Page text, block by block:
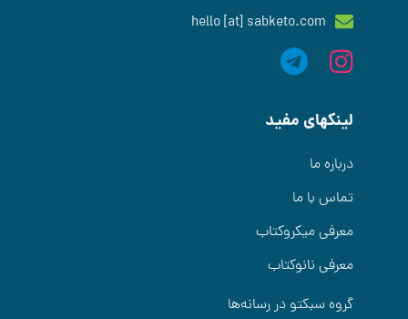
hello [at] sabketo.com
لینکهای مفید
درباره ما
تماس با ما
معرفی میکروکتاب
معرفی نانوکتاب
گروه سبکتو در رسانه‌ها